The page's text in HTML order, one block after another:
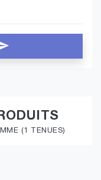
(1 TENUES)